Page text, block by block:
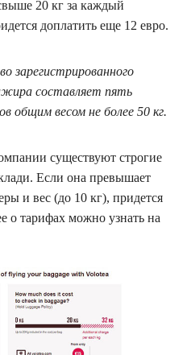
20 кг за каждый
доплатить еще 12 евро.
зарегистрированного
составляет пять
общим весом не более 50 кг.
существуют строгие
Если она превышает
и вес (до 10 кг), придется
о тарифах можно узнать на